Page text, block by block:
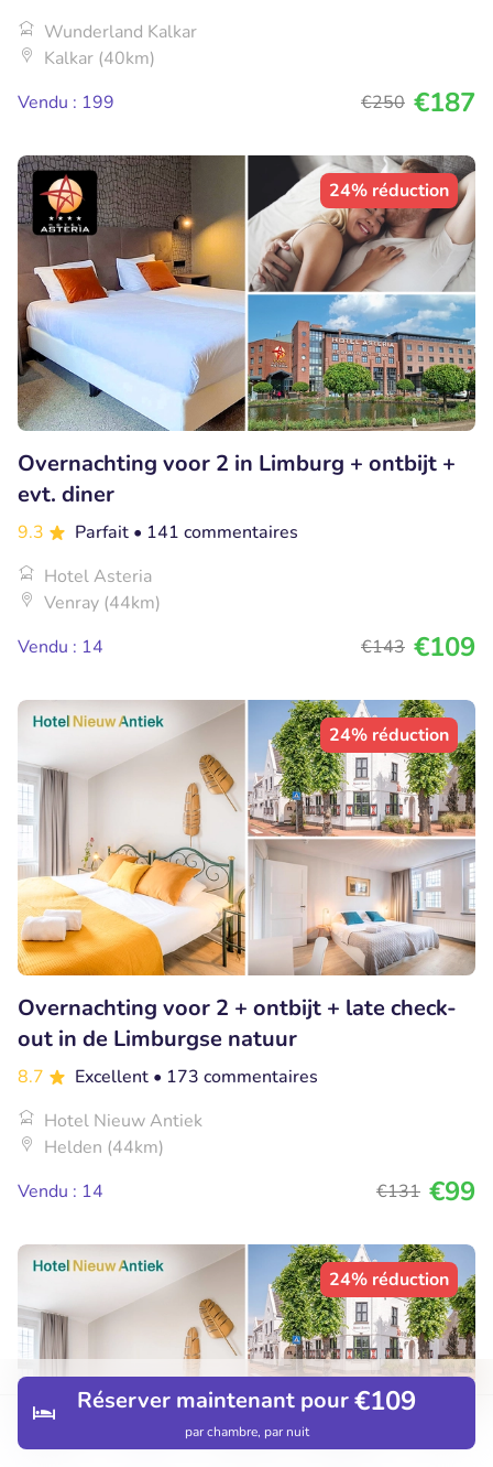
Restaurants Réservations
Réserver maintenant pour€109
par chambre, par nuit
Wunderland Kalkar
Kalkar (40km)
Vendu : 199
€250 €187
24% réduction
Overnachting voor 2 in Limburg + ontbijt +
evt. diner
9.3 Parfait • 141 commentaires
Hotel Asteria
Venray (44km)
Vendu : 14
€143 €109
24% réduction
Overnachting voor 2 + ontbijt + late check-
out in de Limburgse natuur
8.7 Excellent • 173 commentaires
Hotel Nieuw Antiek
Helden (44km)
Vendu : 14
€131 €99
24% réduction